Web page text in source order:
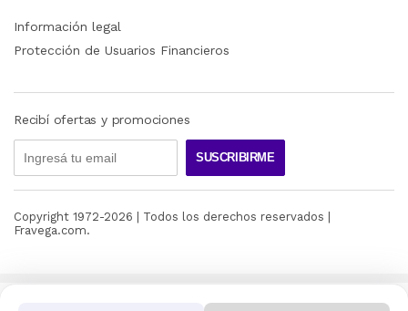
Información legal
Protección de Usuarios Financieros
Recibí ofertas y promociones
SUSCRIBIRME
Copyright 1972-2026 | Todos los derechos reservados |
Fravega.com.